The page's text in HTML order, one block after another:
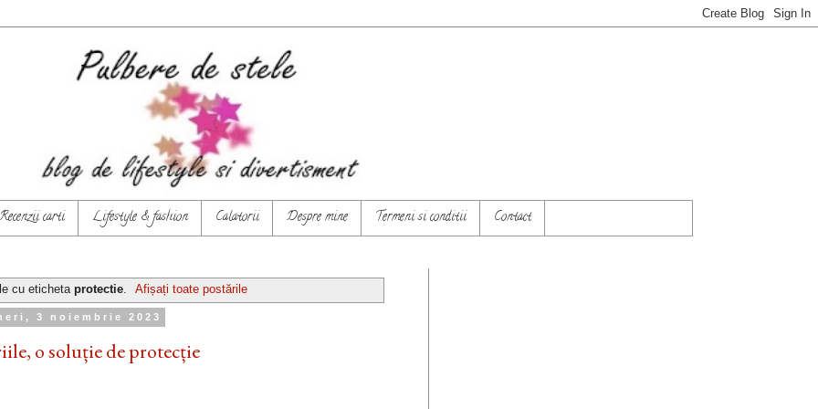
Recenzii carti Lifestyle & fashion Calatorii Despre mine Termeni si conditii Contact
cu eticheta protectie. Afișați toate postările
3 noiembrie 2023
o soluție de protecție